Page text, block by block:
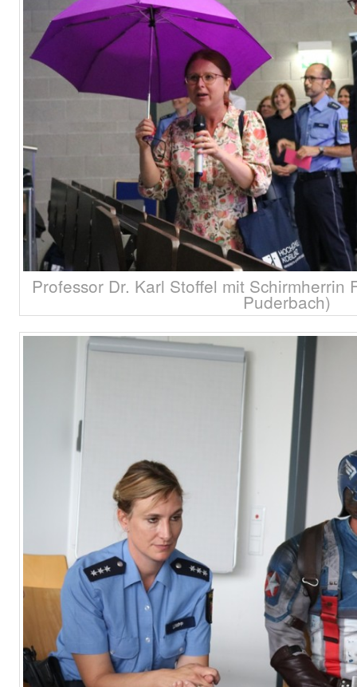
Professor Dr. Karl Stoffel mit Schirmherrin
Puderbach)